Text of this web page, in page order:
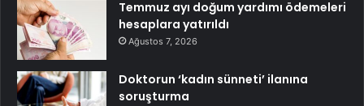
Temmuz ayı doğum yardımı ödemeleri
hesaplara yatırıldı
Ağustos 7, 2026
Doktorun ‘kadın sünneti’ ilanına
soruşturma